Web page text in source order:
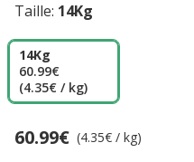
Taille: 14Kg
14Kg
60.99€
(4.35€ / kg)
Prix 60.99€, 4.35 EUR par kg
60.99€ (4.35€ / kg)